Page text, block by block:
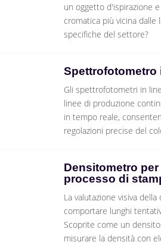
un oggetto d'ispirazione
cromatica più vicina dalle
specifiche del settore?
Spettrofotometro
Gli spettrofotometri in
linee di produzione
in tempo reale,
regolazioni precise del
Densitometro
processo di
La valutazione visiva
comportare lunghi
Scoprite come un
misurare la densità con